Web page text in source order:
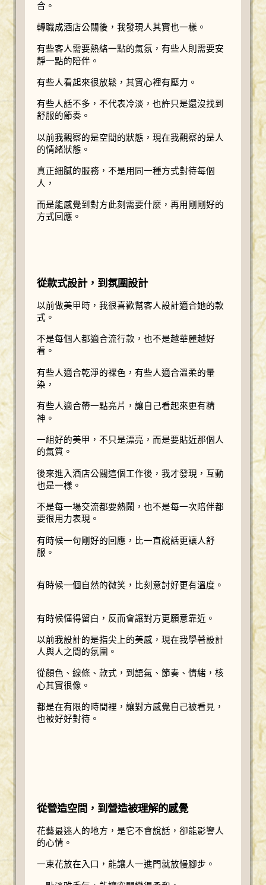
合。
轉職成酒店公關後，我發現人其實也一樣。
有些客人需要熱絡一點的氣氛，有些人則需要安
靜一點的陪伴。
有些人看起來很放鬆，其實心裡有壓力。
有些人話不多，不代表冷淡，也許只是還沒找到
舒服的節奏。
以前我觀察的是空間的狀態，現在我觀察的是人
的情緒狀態。
真正細膩的服務，不是用同一種方式對待每個
人，
而是能感覺到對方此刻需要什麼，再用剛剛好的
方式回應。
從款式設計，到氛圍設計
以前做美甲時，我很喜歡幫客人設計適合她的款
式。
不是每個人都適合流行款，也不是越華麗越好
看。
有些人適合乾淨的裸色，有些人適合溫柔的暈
染，
有些人適合帶一點亮片，讓自己看起來更有精
神。
一組好的美甲，不只是漂亮，而是要貼近那個人
的氣質。
後來進入酒店公關這個工作後，我才發現，互動
也是一樣。
不是每一場交流都要熱鬧，也不是每一次陪伴都
要很用力表現。
有時候一句剛好的回應，比一直說話更讓人舒
服。
有時候一個自然的微笑，比刻意討好更有溫度。
有時候懂得留白，反而會讓對方更願意靠近。
以前我設計的是指尖上的美感，現在我學著設計
人與人之間的氛圍。
從顏色、線條、款式，到語氣、節奏、情緒，核
心其實很像。
都是在有限的時間裡，讓對方感覺自己被看見，
也被好好對待。
從營造空間，到營造被理解的感覺
花藝最迷人的地方，是它不會說話，卻能影響人
的心情。
一束花放在入口，能讓人一進門就放慢腳步。